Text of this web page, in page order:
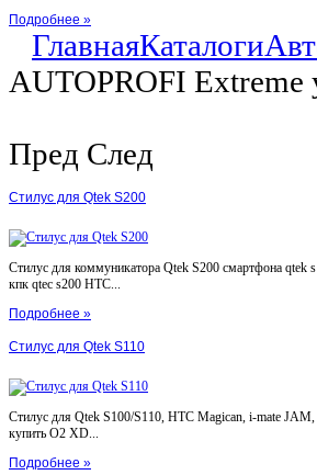
Подробнее »
ГлавнаяКаталоги
AUTOPROFI Extreme
Пред След
Стилус для Qtek S200
Стилус для коммуникатора Qtek S200 смартфона qtek
кпк qtec s200 HTC...
Подробнее »
Стилус для Qtek S110
Стилус для Qtek S100/S110, HTC Magican, i-mate JAM,
купить O2 XD...
Подробнее »